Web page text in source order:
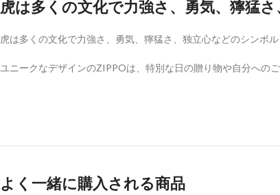
虎は多くの文化で力強さ、勇気、獰猛
虎は多くの文化で力強さ、勇気、獰猛さ、独立心などのシンボル
ユニークなデザインのZIPPOは、特別な日の贈り物や自分への
よく一緒に購入される商品